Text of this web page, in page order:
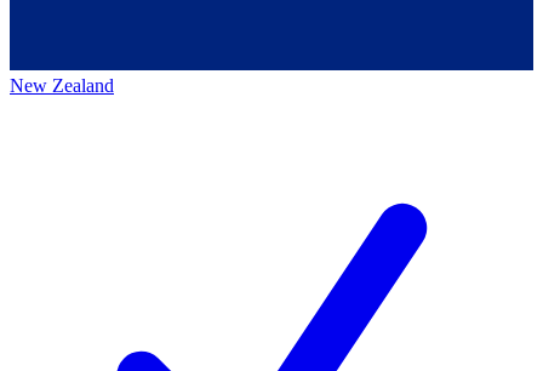
New Zealand